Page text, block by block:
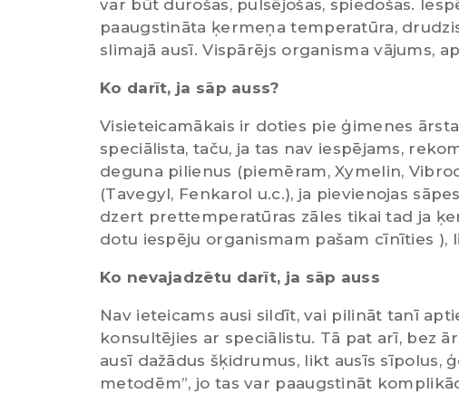
var būt durošas, pulsējošas, spiedošas.
paaugstināta ķermeņa temperatūra,
slimajā ausī. Vispārējs organisma vājums,
Ko darīt, ja sāp auss?
Visieteicamākais ir doties pie ģimenes
speciālista, taču, ja tas nav iespējams,
deguna pilienus (piemēram, Xymelin,
(Tavegyl, Fenkarol u.c.), ja pievienojas
dzert prettemperatūras zāles tikai tad ja
dotu iespēju organismam pašam cīnīties
Ko nevajadzētu darīt, ja sāp auss
Nav ieteicams ausi sildīt, vai pilināt tanī
konsultējies ar speciālistu. Tā pat arī, bez
ausī dažādus šķidrumus, likt ausīs sīpolus,
metodēm”, jo tas var paaugstināt